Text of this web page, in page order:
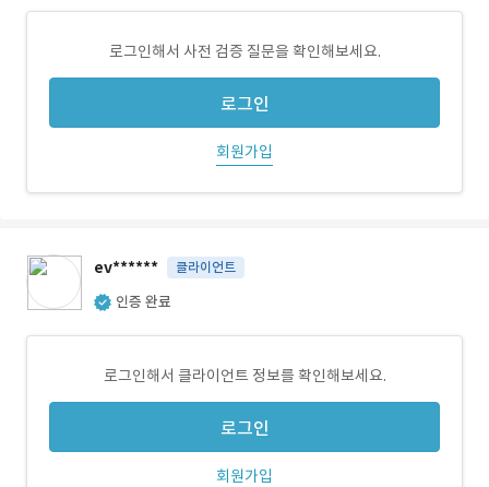
로그인해서 사전 검증 질문을 확인해보세요.
로그인
회원가입
ev****** 클라이언트
인증 완료
로그인해서 클라이언트 정보를 확인해보세요.
로그인
회원가입